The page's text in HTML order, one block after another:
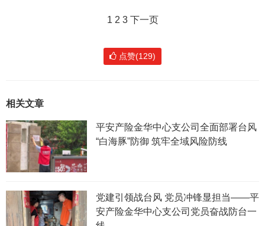
1 2 3 下一页
点赞(129)
相关文章
平安产险金华中心支公司全面部署台风
“白海豚”防御 筑牢全域风险防线
党建引领战台风 党员冲锋显担当——平
安产险金华中心支公司党员奋战防台一